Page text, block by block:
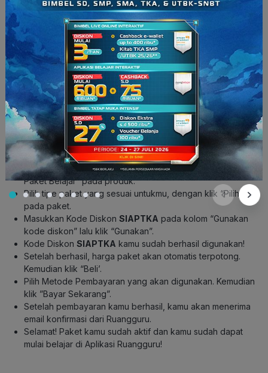
Baca Juga:Belajar Bareng Champions Favoritmu di Brain
Academy Online!
Cara Penggunaan Kode Diskon
Gimana cara dapetin promonya? Cek langkah-langkahnya
berikut ini:
Kode voucher dapat digunakan untuk pembayaran via
websitebayar.ruangguru.com.
Pilih jenjang kelas yang kamu inginkan di bagian kiri atas
dibawah tulisan “Redeem Voucher”.
Pilih produk sesuai kebutuhan kamu, dengan klik “Lihat
Paket Belajar” pada produk.
Pilih tipe paket yang sesuai untukmu, dengan klik “Pilih”
pada paket.
Masukkan Kode Diskon SIAPTKA pada kolom “Gunakan
kode diskon” lalu klik “Gunakan”.
Kode Diskon SIAPTKA kamu sudah berhasil digunakan!
Setelah berhasil, harga paket akan otomatis terpotong.
Kemudian klik “Beli’.
Pilih Metode Pembayaran yang akan digunakan. Kemudian
klik ”Bayar Sekarang”.
Setelah pembayaran kamu berhasil, kamu akan menerima
email konfirmasi dari Ruangguru.
Selamat! Paket kamu sudah aktif dan kamu sudah dapat
mulai belajar di Aplikasi Ruangguru!